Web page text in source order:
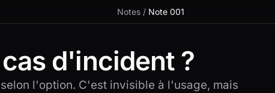
Notes / Note 001
d'incident ?
l'option. C'est invisible à l'usage, mais